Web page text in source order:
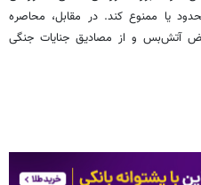
یا ممنوع کند. در مقابل، محاصره
آتش‌بس و از مصادیق جنایات جنگی